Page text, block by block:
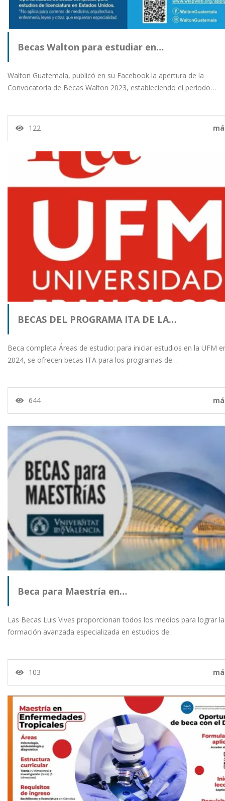
Becas Walton para estudiar en…
Walton Guatemala, publicó en su Facebook la apertura de la
Convocatoria de Becas Walton 2023, estableciendo el periodo…
122
BECAS DEL PROGRAMA ITA DE LA…
Beca completa Áreas de estudio: para iniciar estudios en la UFM
2024, se ofrecen becas ITA para los programas de…
644
Beca para Maestría en…
Las Becas Luis Vives proporcionan todos los medios para lograr la
formación avanzada especializada en estudios de…
103